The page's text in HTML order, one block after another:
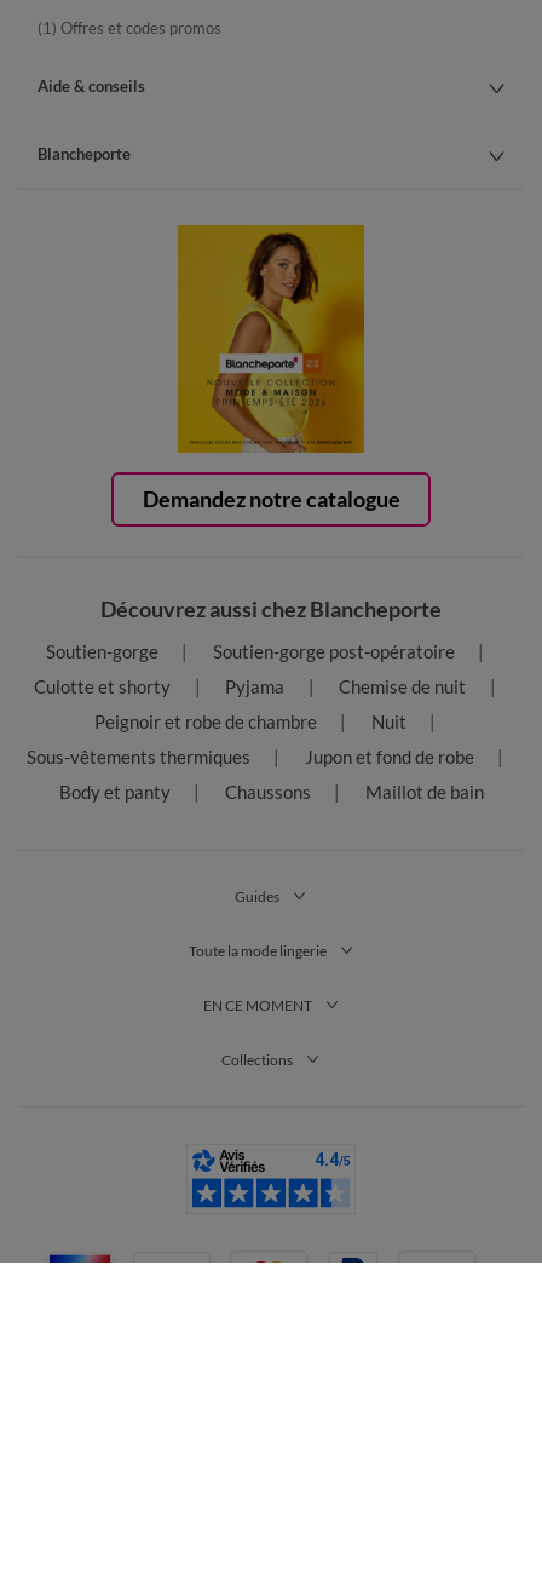
Demandez notre catalogue
(1) Offres et codes promos
Aide & conseils
Blancheporte
Découvrez aussi chez Blancheporte
Soutien-gorge
Soutien-gorge post-opératoire
Culotte et shorty
Pyjama
Chemise de nuit
Peignoir et robe de chambre
Nuit
Sous-vêtements thermiques
Jupon et fond de robe
Body et panty
Chaussons Maillot de bain
Guides
Toute la mode lingerie
EN CE MOMENT
Collections